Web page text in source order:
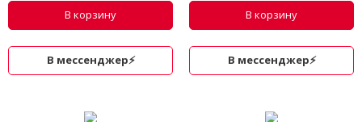
В корзину
В мессенджер⚡
В корзину
В мессенджер⚡